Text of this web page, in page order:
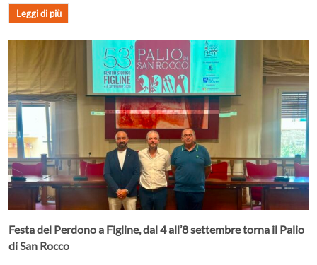
Leggi di più
Festa del Perdono a Figline, dal 4 all’8 settembre torna il Palio
di San Rocco